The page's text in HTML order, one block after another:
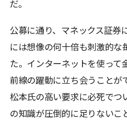
だ。
公募に通り、マネックス証券
には想像の何十倍も刺激的な
た。インターネットを使って
前線の躍動に立ち会うことが
松本氏の高い要求に必死でつ
の知識が圧倒的に足りないこ